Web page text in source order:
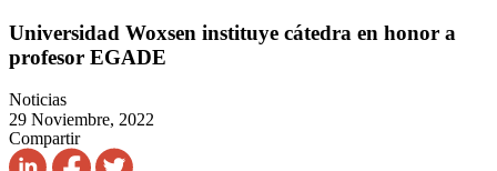
Universidad Woxsen instituye cátedra en honor a
profesor EGADE
Noticias
29 Noviembre, 2022
Compartir